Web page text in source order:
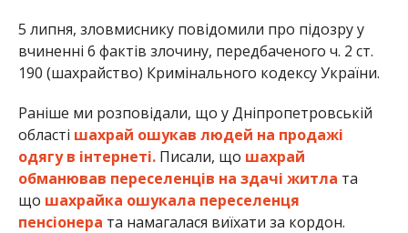
5 липня, зловмиснику повідомили про підозру у
вчиненні 6 фактів злочину, передбаченого ч. 2 ст.
190 (шахрайство) Кримінального кодексу України.
Раніше ми розповідали, що у Дніпропетровській
області шахрай ошукав людей на продажі
одягу в інтернеті.Писали, що шахрай
обманював переселенців на здачі житла та
що шахрайка ошукала переселенця
пенсіонера та намагалася виїхати за кордон.